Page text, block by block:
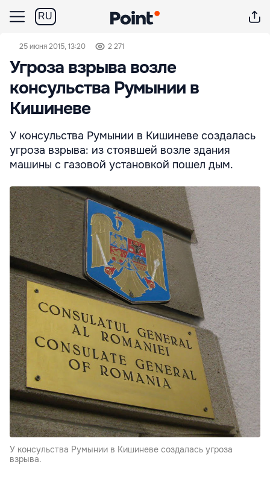
RU
25 июня 2015, 13:20 2 271
Угроза взрыва возле
консульства Румынии в
Кишиневе
У консульства Румынии в Кишиневе создалась
угроза взрыва: из стоявшей возле здания
машины с газовой установкой пошел дым.
У консульства Румынии в Кишиневе создалась угроза
взрыва.